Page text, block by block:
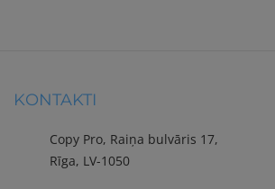
KONTAKTI
Copy Pro, Raiņa bulvāris 17,
Rīga, LV-1050